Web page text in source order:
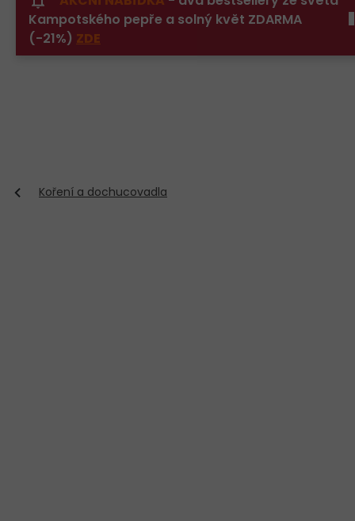
obsah
Kampotského pepře a solný květ ZDARMA
(-21%) ZDE
Koření a dochucovadla